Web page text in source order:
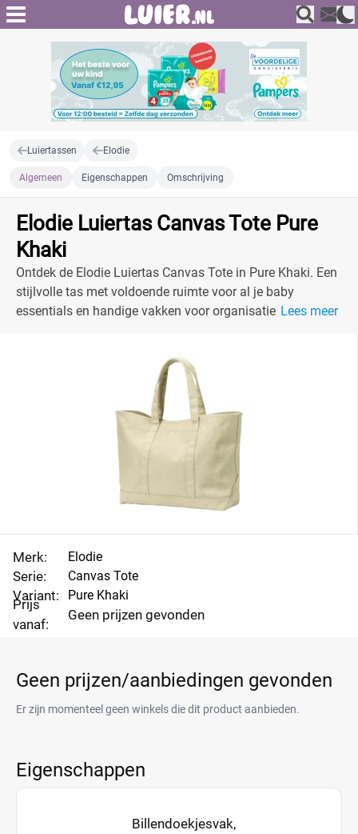
Luiertassen Elodie
Algemeen Eigenschappen Omschrijving
Elodie Luiertas Canvas Tote Pure
Khaki
Ontdek de Elodie Luiertas Canvas Tote in Pure Khaki. Een
stijlvolle tas met voldoende ruimte voor al je baby
essentials en handige vakken voor organisatie. Geschikt
Lees meer
Merk:
Serie:
Variant:
Prijs
vanaf:
Elodie
Canvas Tote
Pure Khaki
Geen prijzen gevonden
Geen prijzen/aanbiedingen gevonden
Er zijn momenteel geen winkels die dit product aanbieden.
Eigenschappen
Billendoekjesvak,